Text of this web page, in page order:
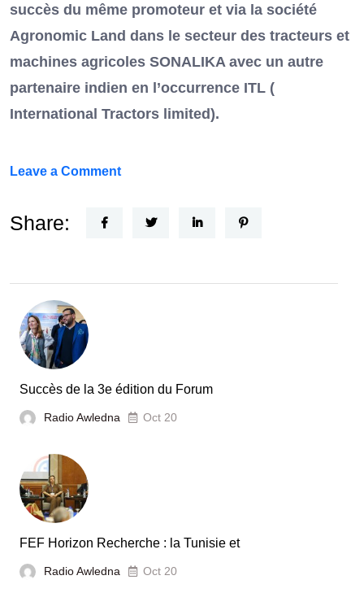
succès du même promoteur et via la société
Agronomic Land dans le secteur des tracteurs et
machines agricoles SONALIKA avec un autre
partenaire indien en l’occurrence ITL (
International Tractors limited).
Leave a Commenton
Nouvel
le
Tunisie
Share:
Succès de la 3e édition du Forum
Radio Awledna Oct 20
FEF Horizon Recherche : la Tunisie et
Radio Awledna Oct 20